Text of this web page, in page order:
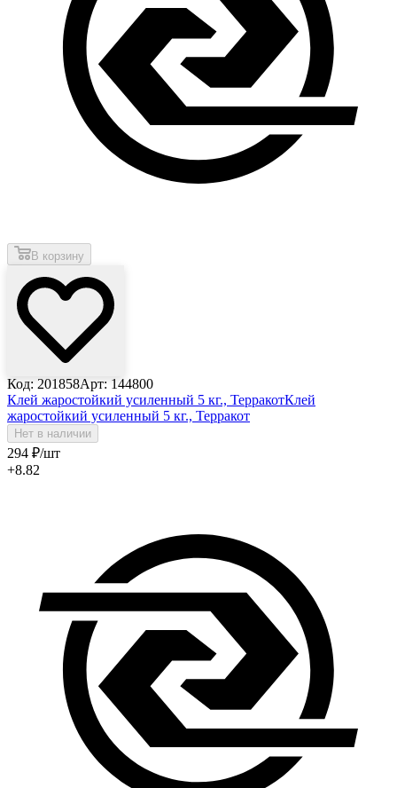
В корзину
Код: 201858Арт: 144800
Клей жаростойкий усиленный 5 кг., ТерракотКлей
жаростойкий усиленный 5 кг., Терракот
Нет в наличии
294 ₽/шт
+8.82